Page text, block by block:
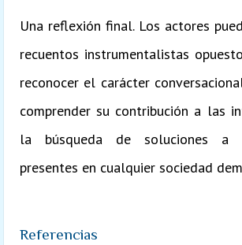
Una reflexión final. Los actores
recuentos instrumentalistas
reconocer el carácter
comprender su contribución a las
la búsqueda de soluciones a
presentes en cualquier sociedad
Referencias